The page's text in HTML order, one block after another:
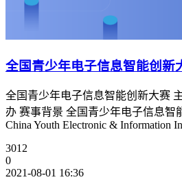
全国青少年电子信息智能创新
全国青少年电子信息智能创新大赛
办 赛事背景 全国青少年电子信息智
China Youth Electronic & Information
3012
0
2021-08-01 16:36